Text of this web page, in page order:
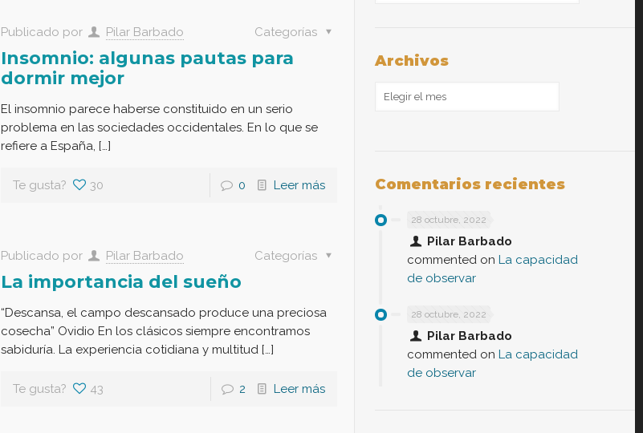
Publicado por Pilar Barbado Categorías
Insomnio: algunas pautas para
dormir mejor
El insomnio parece haberse constituido en un serio
problema en las sociedades occidentales. En lo que se
refiere a España, […]
Te gusta? 30 0 Leer más
Publicado por Pilar Barbado Categorías
La importancia del sueño
“Descansa, el campo descansado produce una preciosa
cosecha” Ovidio En los clásicos siempre encontramos
sabiduría. La experiencia cotidiana y multitud […]
Te gusta? 43 2 Leer más
Archivos
Archivos
Comentarios recientes
28 octubre, 2022
Pilar Barbado
commented onLa capacidad
de observar
28 octubre, 2022
Pilar Barbado
commented onLa capacidad
de observar